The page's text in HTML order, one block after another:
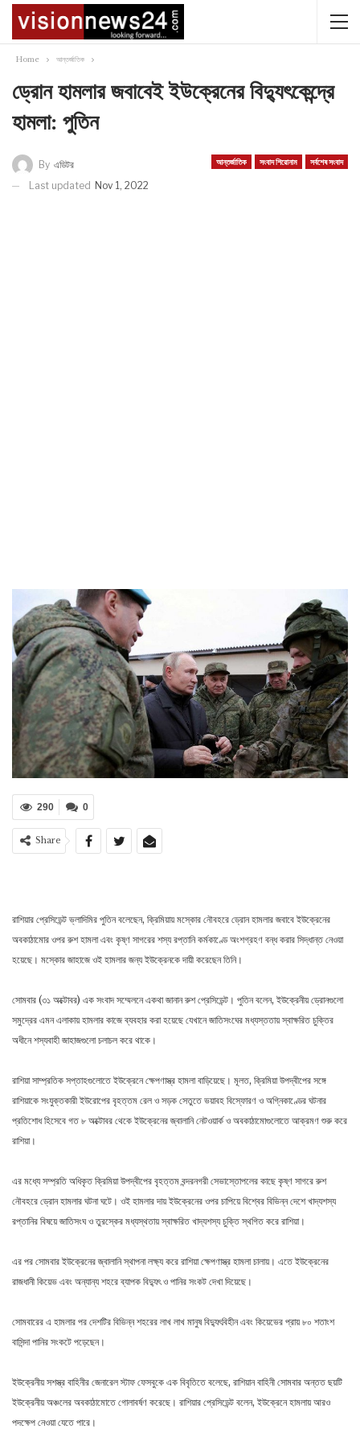
Home আন্তর্জাতিক
ড্রোন হামলার জবাবেই ইউক্রেনের বিদ্যুৎকেন্দ্রে
হামলা: পুতিন
আন্তর্জাতিক সংবাদ শিরোনাম সর্বশেষ সংবাদ
By এডিটর
Last updated Nov 1, 2022
0
290
Share
রাশিয়ার প্রেসিডেন্ট ভ্লাদিমির পুতিন বলেছেন, ক্রিমিয়ায় মস্কোর নৌবহরে ড্রোন হামলার জবাবে ইউক্রেনের
অবকাঠামোর ওপর রুশ হামলা এবং কৃষ্ণ সাগরের শস্য রপ্তানি কর্মকাণ্ডে অংশগ্রহণ বন্ধ করার সিদ্ধান্ত নেওয়া
হয়েছে। মস্কোর জাহাজে ওই হামলার জন্য ইউক্রেনকে দায়ী করেছেন তিনি।
সোমবার (৩১ অক্টোবর) এক সংবাদ সম্মেলনে একথা জানান রুশ প্রেসিডেন্ট। পুতিন বলেন, ইউক্রেনীয় ড্রোনগুলো
সমুদ্রের এমন এলাকায় হামলার কাজে ব্যবহার করা হয়েছে যেখানে জাতিসংঘের মধ্যস্ততায় স্বাক্ষরিত চুক্তির
অধীনে শস্যবাহী জাহাজগুলো চলাচল করে থাকে।
রাশিয়া সাম্প্রতিক সপ্তাহগুলোতে ইউক্রেনে ক্ষেপণাস্ত্র হামলা বাড়িয়েছে। মূলত, ক্রিমিয়া উপদ্বীপের সঙ্গে
রাশিয়াকে সংযুক্তকারী ইউরোপের বৃহত্তম রেল ও সড়ক সেতুতে ভয়াবহ বিস্ফোরণ ও অগ্নিকাণ্ডের ঘটনার
প্রতিশোধ হিসেবে গত ৮ অক্টোবর থেকে ইউক্রেনের জ্বালানি নেটওয়ার্ক ও অবকাঠামোগুলোতে আক্রমণ শুরু করে
রাশিয়া।
এর মধ্যে সম্প্রতি অধিকৃত ক্রিমিয়া উপদ্বীপের বৃহত্তম বন্দরনগরী সেভাস্তোপলের কাছে কৃষ্ণ সাগরে রুশ
নৌবহরে ড্রোন হামলার ঘটনা ঘটে। ওই হামলার দায় ইউক্রেনের ওপর চাপিয়ে বিশ্বের বিভিন্ন দেশে খাদ্যশস্য
রপ্তানির বিষয়ে জাতিসংঘ ও তুরস্কের মধ্যস্থতায় স্বাক্ষরিত খাদ্যশস্য চুক্তি স্থগিত করে রাশিয়া।
এর পর সোমবার ইউক্রেনের জ্বালানি স্থাপনা লক্ষ্য করে রাশিয়া ক্ষেপণাস্ত্র হামলা চালায়। এতে ইউক্রেনের
রাজধানী কিয়েভ এবং অন্যান্য শহরে ব্যাপক বিদ্যুৎ ও পানির সংকট দেখা দিয়েছে।
সোমবারের এ হামলার পর দেশটির বিভিন্ন শহরের লাখ লাখ মানুষ বিদ্যুৎবিহীন এবং কিয়েভের প্রায় ৮০ শতাংশ
বাসিন্দা পানির সংকটে পড়েছেন।
ইউক্রেনীয় সশস্ত্র বাহিনীর জেনারেল স্টাফ ফেসবুকে এক বিবৃতিতে বলেছে, রাশিয়ান বাহিনী সোমবার অন্তত ছয়টি
ইউক্রেনীয় অঞ্চলের অবকাঠামোতে গোলাবর্ষণ করেছে। রাশিয়ার প্রেসিডেন্ট বলেন, ইউক্রেনে হামলায় আরও
পদক্ষেপ নেওয়া যেতে পারে।